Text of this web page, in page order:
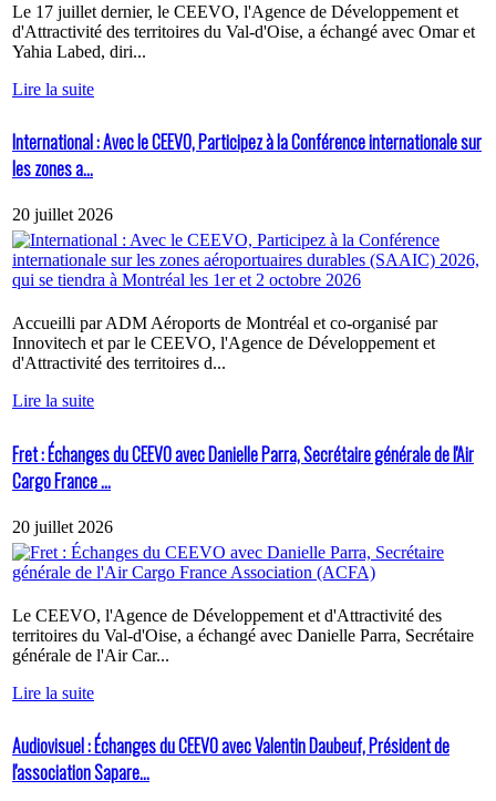
Le 17 juillet dernier, le CEEVO, l'Agence de Développement et
d'Attractivité des territoires du Val-d'Oise, a échangé avec Omar et
Yahia Labed, diri...
Lire la suite
International : Avec le CEEVO, Participez à la Conférence internationale sur
les zones a...
20 juillet 2026
Accueilli par ADM Aéroports de Montréal et co-organisé par
Innovitech et par le CEEVO, l'Agence de Développement et
d'Attractivité des territoires d...
Lire la suite
Fret : Échanges du CEEVO avec Danielle Parra, Secrétaire générale de l'Air
Cargo France ...
20 juillet 2026
Le CEEVO, l'Agence de Développement et d'Attractivité des
territoires du Val-d'Oise, a échangé avec Danielle Parra, Secrétaire
générale de l'Air Car...
Lire la suite
Audiovisuel : Échanges du CEEVO avec Valentin Daubeuf, Président de
l'association Sapare...